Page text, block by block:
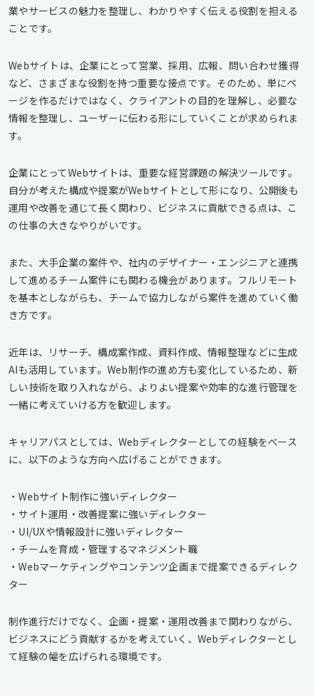
業やサービスの魅力を整理し、わかりやすく伝える役割を担える
ことです。
Webサイトは、企業にとって営業、採用、広報、問い合わせ獲得
など、さまざまな役割を持つ重要な接点です。そのため、単にペ
ージを作るだけではなく、クライアントの目的を理解し、必要な
情報を整理し、ユーザーに伝わる形にしていくことが求められま
す。
企業にとってWebサイトは、重要な経営課題の解決ツールです。
自分が考えた構成や提案がWebサイトとして形になり、公開後も
運用や改善を通じて長く関わり、ビジネスに貢献できる点は、こ
の仕事の大きなやりがいです。
また、大手企業の案件や、社内のデザイナー・エンジニアと連携
して進めるチーム案件にも関わる機会があります。フルリモート
を基本としながらも、チームで協力しながら案件を進めていく働
き方です。
近年は、リサーチ、構成案作成、資料作成、情報整理などに生成
AIも活用しています。Web制作の進め方も変化しているため、新
しい技術を取り入れながら、よりよい提案や効率的な進行管理を
一緒に考えていける方を歓迎します。
キャリアパスとしては、Webディレクターとしての経験をベース
に、以下のような方向へ広げることができます。
・Webサイト制作に強いディレクター
・サイト運用・改善提案に強いディレクター
・UI/UXや情報設計に強いディレクター
・チームを育成・管理するマネジメント職
・Webマーケティングやコンテンツ企画まで提案できるディレク
ター
制作進行だけでなく、企画・提案・運用改善まで関わりながら、
ビジネスにどう貢献するかを考えていく、Webディレクターとし
て経験の幅を広げられる環境です。